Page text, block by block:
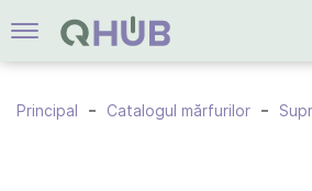
Principal Catalogul mărfurilor